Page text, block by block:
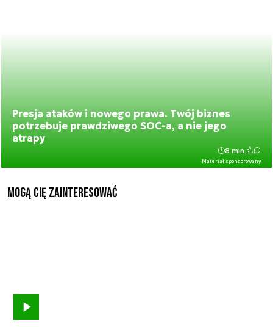
Presja ataków i nowego prawa. Twój biznes
potrzebuje prawdziwego SOC-a, a nie jego
atrapy
Materiał sponsorowany
8 min.
Mogą Cię zainteresować